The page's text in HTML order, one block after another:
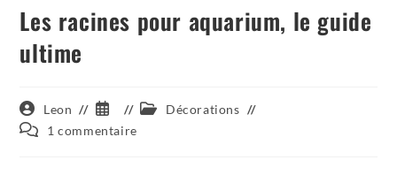
Les racines pour aquarium, le guide
ultime
Auteur/autrice
de
Leon
Publication
publiée :
Post Décorations
Commentaires
1 commentaire